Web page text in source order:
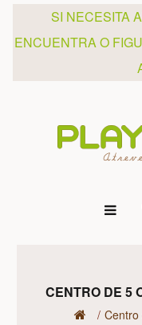
SI NECESITA
ENCUENTRA O
CENTRO DE 5
Centro